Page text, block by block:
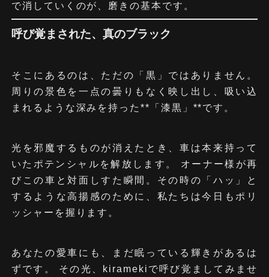
kiramekiに
ついて
インタビュー
鈑金塗装 その他のサービス
スタッフ紹介
で消していくのが、磨きの基本です。
呼び覚まされた、真のブラック
そこにあるのは、ただの「黒」ではありません。
周りの景色を一点の曇りもなく映し出し、吸い込
まれるような深みを持った**「漆黒」**です。
光を邪魔するものが消えたとき、車は本来持って
いたポテンシャルを解放します。 オーナー様が再
びこの車と対面しすた瞬間。その時の「ハッ」と
するような高揚感のために、私たちは今日もポリ
ッシャーを握ります。
あなたの愛車にも、まだ眠っている輝きがあるは
ずです。 その光、kiramekiで呼び覚ましてみませ